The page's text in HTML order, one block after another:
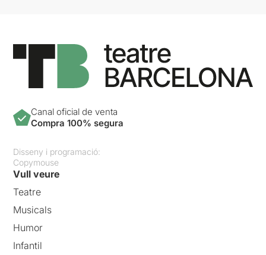
Canal oficial de venta
Compra 100% segura
Disseny i programació:
Copymouse
Vull veure
Teatre
Musicals
Humor
Infantil